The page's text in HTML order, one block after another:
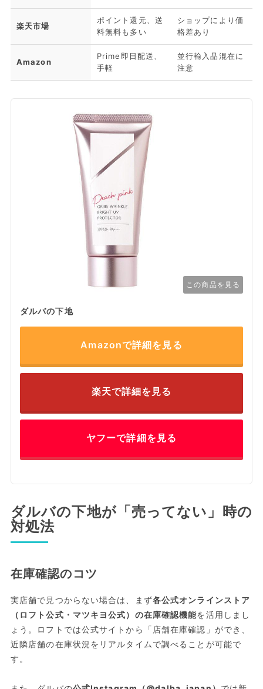
楽天市場
ポイント還元、送
料無料も多い
ショップにより価
格差あり
Amazon
Prime即日配送、
手軽
並行輸入品混在に
注意
この商品を見る
ダルバの下地
Amazonで詳細を見る
楽天で詳細を見る
ヤフーで詳細を見る
ダルバの下地が「売ってない」時の
対処法
在庫確認のコツ
実店舗で見つからない場合は、まず各公式オンラインストア
（ロフト公式・マツキヨ公式）の在庫確認機能を活用しまし
ょう。ロフトでは公式サイトから「店舗在庫確認」ができ、
近隣店舗の在庫状況をリアルタイムで調べることが可能で
す。